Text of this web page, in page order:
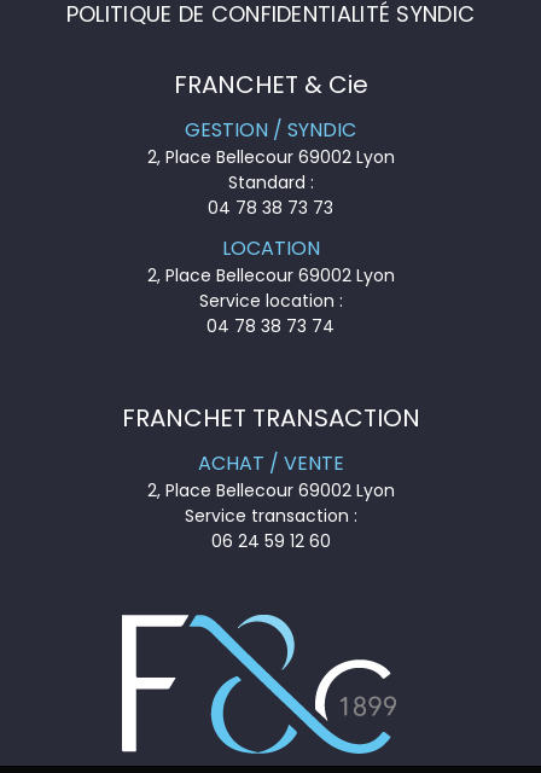
POLITIQUE DE CONFIDENTIALITÉ SYNDIC
FRANCHET & Cie
GESTION / SYNDIC
2, Place Bellecour 69002 Lyon
Standard :
04 78 38 73 73
LOCATION
2, Place Bellecour 69002 Lyon
Service location :
04 78 38 73 74
FRANCHET TRANSACTION
ACHAT / VENTE
2, Place Bellecour 69002 Lyon
Service transaction :
06 24 59 12 60